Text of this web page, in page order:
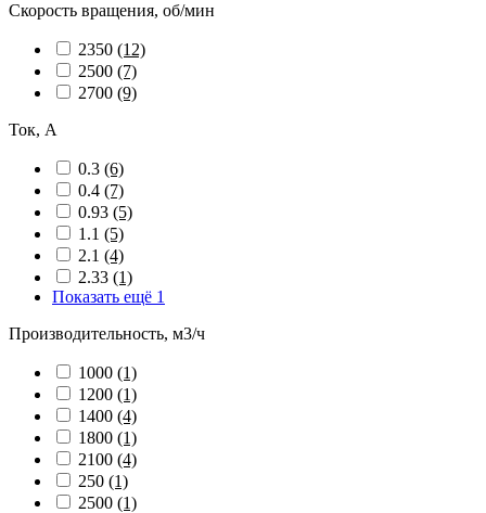
Скорость вращения, об/мин
2350 (12)
2500 (7)
2700 (9)
Ток, А
0.3 (6)
0.4 (7)
0.93 (5)
1.1 (5)
2.1 (4)
2.33 (1)
Показать ещё 1
Производительность, м3/ч
1000 (1)
1200 (1)
1400 (4)
1800 (1)
2100 (4)
250 (1)
2500 (1)